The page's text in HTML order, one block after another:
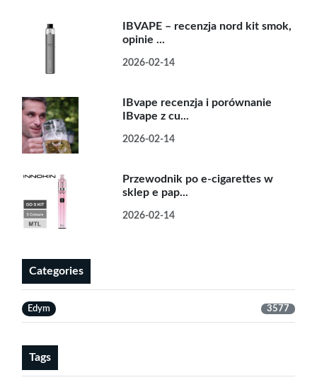
IBVAPE – recenzja nord kit smok,
opinie ...
2026-02-14
IBvape recenzja i porównanie
IBvape z cu...
2026-02-14
Przewodnik po e-cigarettes w
sklep e pap...
2026-02-14
Categories
Edym 3577
Tags